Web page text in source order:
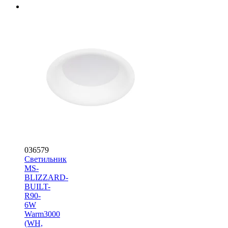
036579
Светильник
MS-
BLIZZARD-
BUILT-
R90-
6W
Warm3000
(WH,